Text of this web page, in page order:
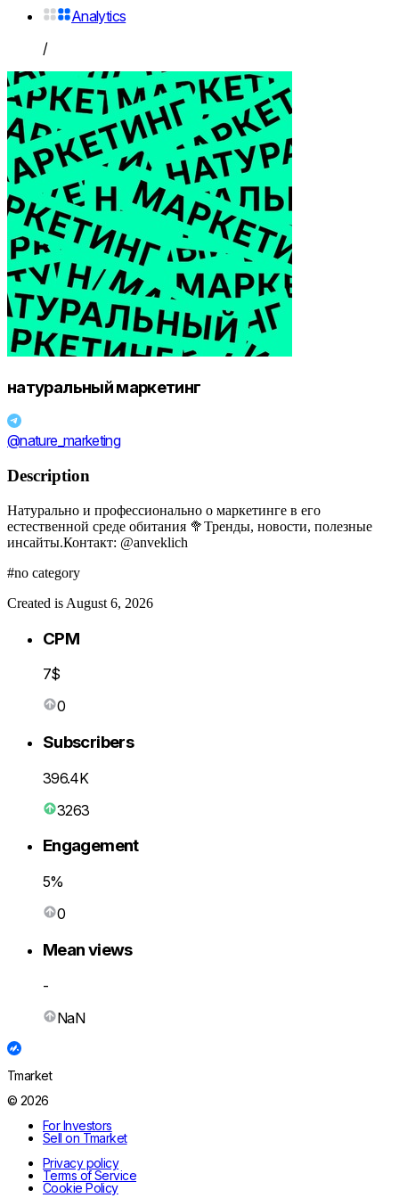
Analytics
/
натуральный маркетинг
@nature_marketing
Description
Натурально и профессионально о маркетинге в его
естественной среде обитания 🥦Тренды, новости, полезные
инсайты.Контакт: @anveklich
#no category
Created is August 6, 2026
CPM
7$
0
Subscribers
396.4K
3263
Engagement
5%
0
Mean views
-
NaN
Tmarket
© 2026
For Investors
Sell on Tmarket
Privacy policy
Terms of Service
Cookie Policy